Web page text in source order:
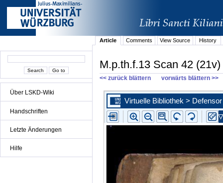
Über LSKD-Wiki
Handschriften
Letzte Änderungen
Hilfe
Article Comments View Source History
M.p.th.f.13 Scan 42 (21v)
<< zurück blättern vorwärts blättern >>